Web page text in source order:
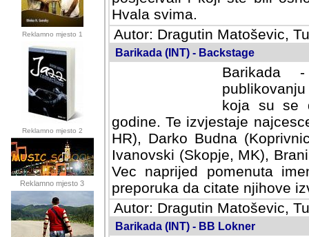
Reklamno mjesto 1
Reklamno mjesto 2
Reklamno mjesto 3
Hvala svima.
Autor: Dragutin Matoševic,
Barikada (INT) - Backstage
Barikada
koja su se
godine. Te izvjestaje
HR), Darko Budna
Ivanovski (Skopje, MK),
Vec naprijed pomenuta
preporuka da citate njihove
Autor: Dragutin Matoševic,
Barikada (INT) - BB Lokner